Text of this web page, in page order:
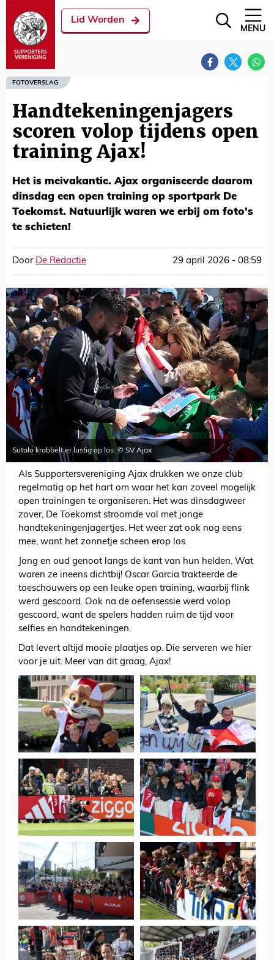
Lid Worden
MENU
FOTOVERSLAG
Handtekeningenjagers
scoren volop tijdens open
training Ajax!
Het is meivakantie. Ajax organiseerde daarom
dinsdag een open training op sportpark De
Toekomst. Natuurlijk waren we erbij om foto's
te schieten!
Door De Redactie 29 april 2026 - 08:59
Sutalo krabbelt er lustig op los. © SV Ajax
Als Supportersvereniging Ajax drukken we onze club
regelmatig op het hart om waar het kan zoveel mogelijk
open trainingen te organiseren. Het was dinsdagweer
zover, De Toekomst stroomde vol met jonge
handtekeningenjagertjes. Het weer zat ook nog eens
mee, want het zonnetje scheen erop los.
Jong en oud genoot langs de kant van hun helden. Wat
waren ze ineens dichtbij! Oscar Garcia trakteerde de
toeschouwers op een leuke open training, waarbij flink
werd gescoord. Ook na de oefensessie werd volop
gescoord, want de spelers hadden ruim de tijd voor
selfies en handtekeningen.
Dat levert altijd mooie plaatjes op. Die serveren we hier
voor je uit. Meer van dit graag, Ajax!